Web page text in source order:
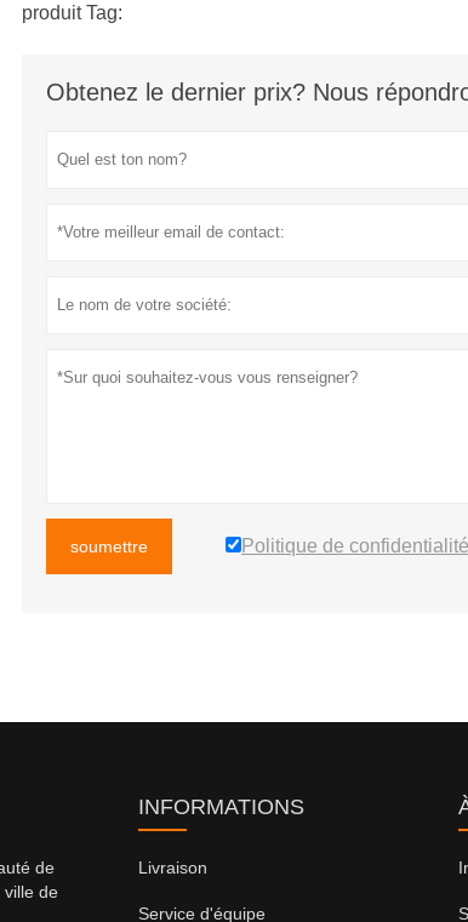
produit Tag:
Obtenez le dernier prix? Nous
soumettre Politique de confidentialité
de
ville de
INFORMATIONS
Livraison
Service d'équipe